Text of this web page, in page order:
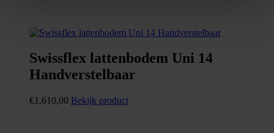
Swissflex lattenbodem Uni 14
Handverstelbaar
€1.610,00 Bekijk product